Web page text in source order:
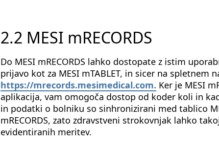
2.2 MESI mRECORDS
Do MESI mRECORDS lahko dostopate z istim
prijavo kot za MESI mTABLET, in sicer na spletnem
https://mrecords.mesimedical.com. Ker je MESI
aplikacija, vam omogoča dostop od koder koli in
in podatki o bolniku so sinhronizirani med tablico
mRECORDS, zato zdravstveni strokovnjak lahko
evidentiranih meritev.